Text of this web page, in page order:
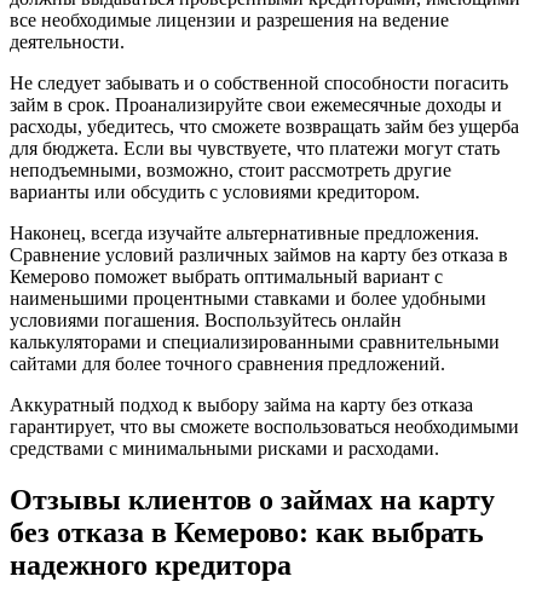
все необходимые лицензии и разрешения на ведение
деятельности.
Не следует забывать и о собственной способности погасить
займ в срок. Проанализируйте свои ежемесячные доходы и
расходы, убедитесь, что сможете возвращать займ без ущерба
для бюджета. Если вы чувствуете, что платежи могут стать
неподъемными, возможно, стоит рассмотреть другие
варианты или обсудить с условиями кредитором.
Наконец, всегда изучайте альтернативные предложения.
Сравнение условий различных займов на карту без отказа в
Кемерово поможет выбрать оптимальный вариант с
наименьшими процентными ставками и более удобными
условиями погашения. Воспользуйтесь онлайн
калькуляторами и специализированными сравнительными
сайтами для более точного сравнения предложений.
Аккуратный подход к выбору займа на карту без отказа
гарантирует, что вы сможете воспользоваться необходимыми
средствами с минимальными рисками и расходами.
Отзывы клиентов о займах на карту
без отказа в Кемерово: как выбрать
надежного кредитора